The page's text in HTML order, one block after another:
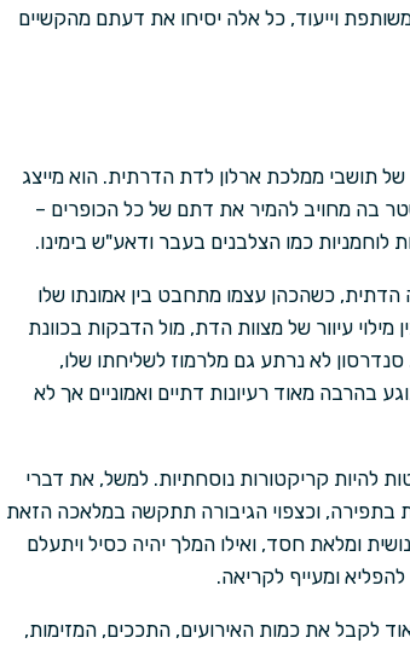
וייעוד, כל אלה יסיחו את דעתם מהקשיים
תושבי ממלכת ארלון לדת הדרתית. הוא מייצג
בה מחויב להמיר את דתם של כל הכופרים –
לוחמניות כמו הצלבנים בעבר ודאע"ש בימינו.
הדתית, כשהכהן עצמו מתחבט בין אמונתו שלו
עיוור של מצוות הדת, מול הדבקות בכוונת
לא נרתע גם מלרמוז לשליחתו שלו,
בהרבה מאוד רעיונות דתיים ואמוניים אך לא
להיות קריקטורות נוסחתיות. למשל, את דברי
בתפירה, וכצפוי הגיבורה תתקשה במלאכה הזאת
ומלאת חסד, ואילו המלך יהיה כסיל ויתעלם
ומעייף לקריאה.
לקבל את כמות האירועים, התככים, המזימות,